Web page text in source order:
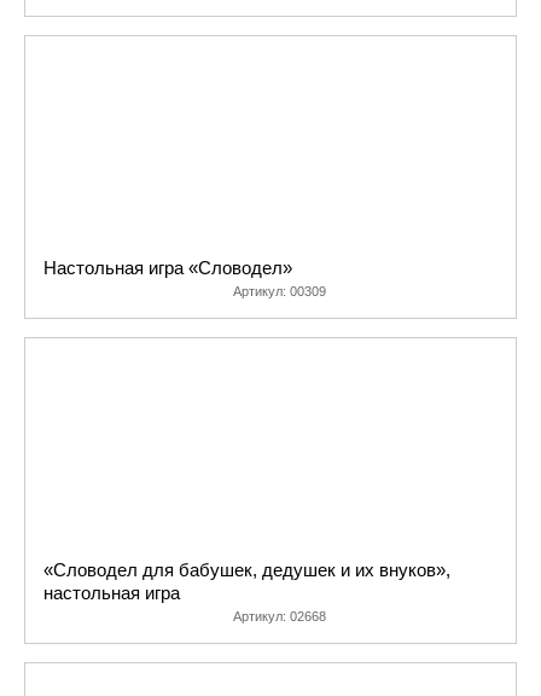
Настольная игра «Словодел»
Артикул: 00309
«Словодел для бабушек, дедушек и их внуков»,
настольная игра
Артикул: 02668